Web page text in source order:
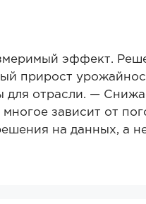
эффект.
прирост
отрасли. —
зависит от
на данных, а